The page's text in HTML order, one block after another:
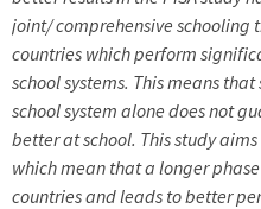
joint/ comprehensive schooling
countries which perform
school systems. This means
school system alone does not
better at school. This study
which mean that a longer
countries and leads to better